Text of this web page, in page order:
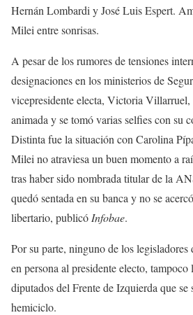
Hernán Lombardi y José Luis Espert.
Milei entre sonrisas.
A pesar de los rumores de tensiones
designaciones en los ministerios de
vicepresidente electa, Victoria Villarruel,
animada y se tomó varias selfies con su
Distinta fue la situación con Carolina
Milei no atraviesa un buen momento a
tras haber sido nombrada titular de la
quedó sentada en su banca y no se
libertario, publicó Infobae.
Por su parte, ninguno de los
en persona al presidente electo,
diputados del Frente de Izquierda que se
hemiciclo.